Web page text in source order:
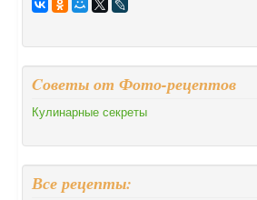
Cоветы от Фото-рецептов
Кулинарные секреты
Все рецепты: